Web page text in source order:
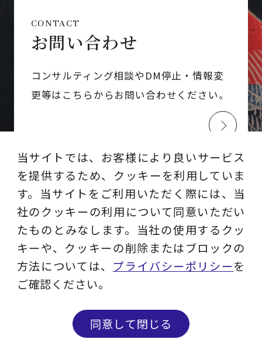
CONTACT
お問い合わせ
コンサルティング相談やDM停止・情報変
更等はこちらからお問い合わせください。
MAIL MAGAZINE
メルマガ登録
ビジネスに役立つ最新ソリューション／
セミナー情報／コラムなどを
お届けします。
当サイトでは、お客様により良いサービス
を提供するため、クッキーを利用していま
す。当サイトをご利用いただく際には、当
社のクッキーの利用について同意いただい
たものとみなします。当社の使用するクッ
キーや、クッキーの削除またはブロックの
方法については、 プライバシーポリシーを
ご確認ください。
同意して閉じる